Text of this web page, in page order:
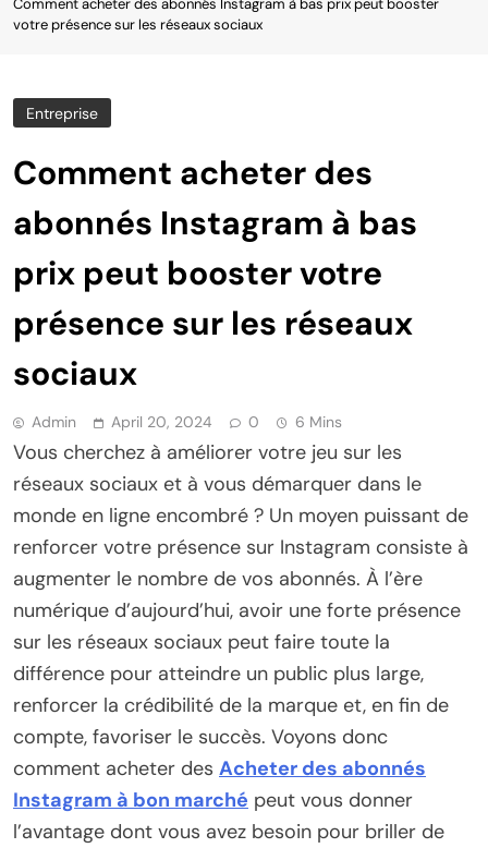
Comment acheter des abonnés Instagram à bas prix peut booster
votre présence sur les réseaux sociaux
Entreprise
Comment acheter des
abonnés Instagram à bas
prix peut booster votre
présence sur les réseaux
sociaux
Admin April 20, 2024 0 6 Mins
Vous cherchez à améliorer votre jeu sur les
réseaux sociaux et à vous démarquer dans le
monde en ligne encombré ? Un moyen puissant de
renforcer votre présence sur Instagram consiste à
augmenter le nombre de vos abonnés. À l’ère
numérique d’aujourd’hui, avoir une forte présence
sur les réseaux sociaux peut faire toute la
différence pour atteindre un public plus large,
renforcer la crédibilité de la marque et, en fin de
compte, favoriser le succès. Voyons donc
comment acheter des Acheter des abonnés
Instagram à bon marché peut vous donner
l’avantage dont vous avez besoin pour briller de